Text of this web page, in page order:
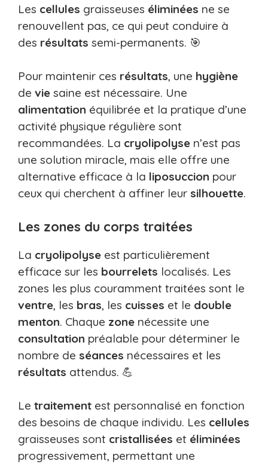
Les cellules graisseuses éliminées ne se
renouvellent pas, ce qui peut conduire à
des résultats semi-permanents. 🎯
Pour maintenir ces résultats, une hygiène
de vie saine est nécessaire. Une
alimentation équilibrée et la pratique d’une
activité physique régulière sont
recommandées. La cryolipolyse n’est pas
une solution miracle, mais elle offre une
alternative efficace à la liposuccion pour
ceux qui cherchent à affiner leur silhouette.
Les zones du corps traitées
La cryolipolyse est particulièrement
efficace sur les bourrelets localisés. Les
zones les plus couramment traitées sont le
ventre, les bras, les cuisses et le double
menton. Chaque zone nécessite une
consultation préalable pour déterminer le
nombre de séances nécessaires et les
résultats attendus. 💪
Le traitement est personnalisé en fonction
des besoins de chaque individu. Les cellules
graisseuses sont cristallisées et éliminées
progressivement, permettant une